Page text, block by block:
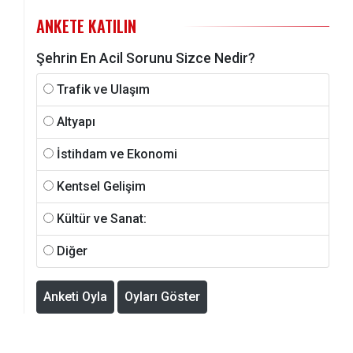
ANKETE KATILIN
Şehrin En Acil Sorunu Sizce Nedir?
Trafik ve Ulaşım
Altyapı
İstihdam ve Ekonomi
Kentsel Gelişim
Kültür ve Sanat:
Diğer
Anketi Oyla Oyları Göster